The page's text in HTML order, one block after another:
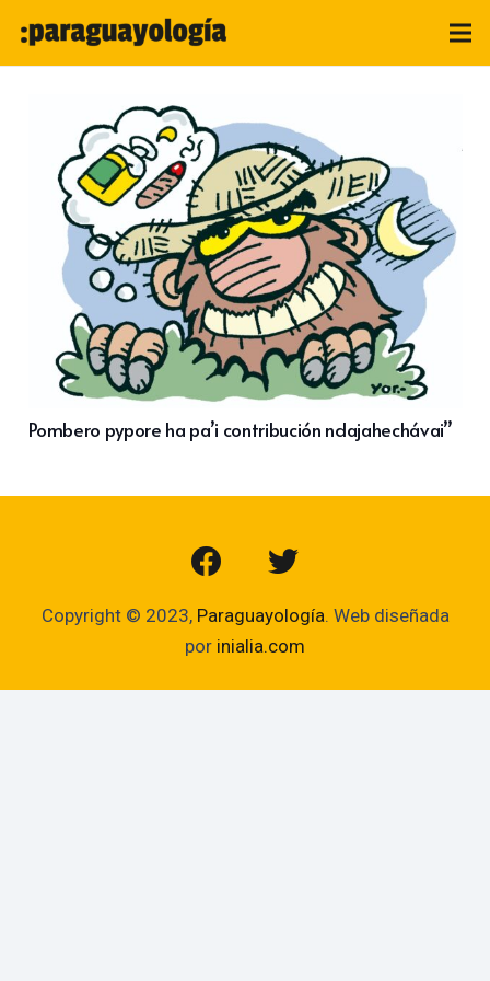
Pombero pypore ha pa’i contribución ndajahechávai”
Copyright © 2023, Paraguayología. Web diseñada
por inialia.com